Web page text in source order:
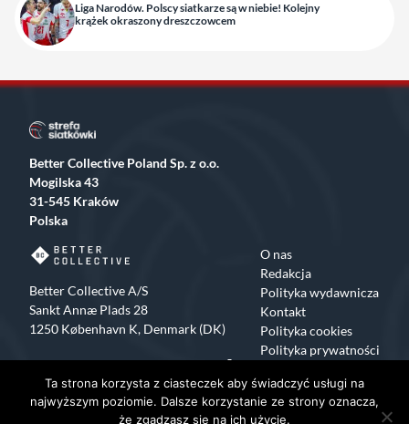
Liga Narodów. Polscy siatkarze są w niebie! Kolejny
krążek okraszony dreszczowcem
Better Collective Poland Sp. z o.o.
Mogilska 43
31-545 Kraków
Polska
Better Collective A/S
Sankt Annæ Plads 28
1250 København K, Denmark (DK)
O nas
Redakcja
Polityka wydawnicza
Kontakt
Polityka cookies
Polityka prywatności
Facebook
X Instagram
TikTok
Copyrights 2015-2024 Strefa Siatkówki All rights reserved
Ta strona korzysta z ciasteczek aby świadczyć usługi na
najwyższym poziomie. Dalsze korzystanie ze strony oznacza,
że zgadzasz się na ich użycie.